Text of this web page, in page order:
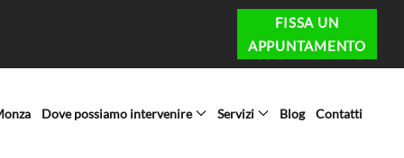
FISSA UN
APPUNTAMENTO
Dove possiamo intervenire Servizi Blog Contatti